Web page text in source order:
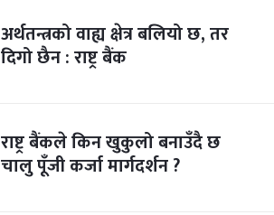
अर्थतन्त्रको वाह्य क्षेत्र बलियो छ, तर
दिगो छैन : राष्ट्र बैंक
राष्ट्र बैंकले किन खुकुलो बनाउँदै छ
चालु पूँजी कर्जा मार्गदर्शन ?